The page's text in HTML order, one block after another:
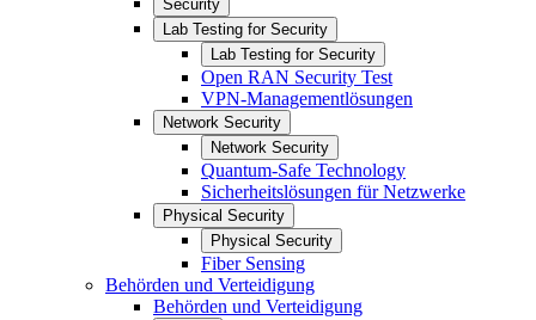
Security
Lab Testing for Security
Lab Testing for Security
Open RAN Security Test
VPN-Managementlösungen
Network Security
Network Security
Quantum-Safe Technology
Sicherheitslösungen für Netzwerke
Physical Security
Physical Security
Fiber Sensing
Behörden und Verteidigung
Behörden und Verteidigung